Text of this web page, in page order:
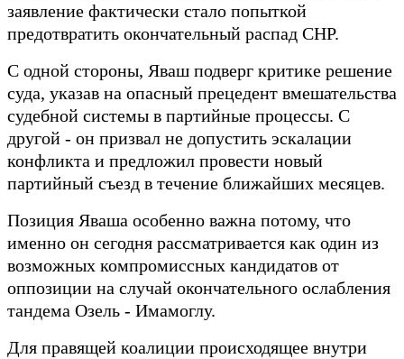
заявление фактически стало попыткой
предотвратить окончательный распад CHP.
С одной стороны, Яваш подверг критике решение
суда, указав на опасный прецедент вмешательства
судебной системы в партийные процессы. С
другой - он призвал не допустить эскалации
конфликта и предложил провести новый
партийный съезд в течение ближайших месяцев.
Позиция Яваша особенно важна потому, что
именно он сегодня рассматривается как один из
возможных компромиссных кандидатов от
оппозиции на случай окончательного ослабления
тандема Озель - Имамоглу.
Для правящей коалиции происходящее внутри